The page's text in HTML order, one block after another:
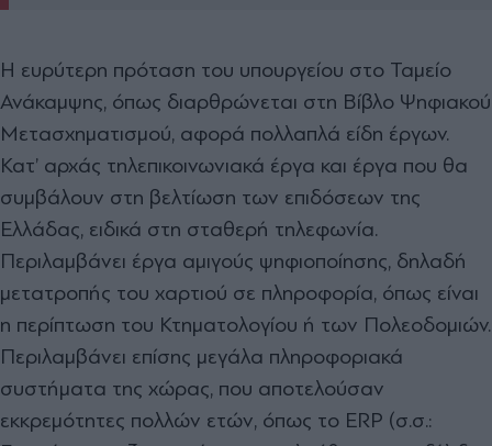
Η ευρύτερη πρόταση του υπουργείου στο Ταμείο
Ανάκαμψης, όπως διαρθρώνεται στη Βίβλο Ψηφιακού
Μετασχηματισμού, αφορά πολλαπλά είδη έργων.
Κατ’ αρχάς τηλεπικοινωνιακά έργα και έργα που θα
συμβάλουν στη βελτίωση των επιδόσεων της
Ελλάδας, ειδικά στη σταθερή τηλεφωνία.
Περιλαμβάνει έργα αμιγούς ψηφιοποίησης, δηλαδή
μετατροπής του χαρτιού σε πληροφορία, όπως είναι
η περίπτωση του Κτηματολογίου ή των Πολεοδομιών.
Περιλαμβάνει επίσης μεγάλα πληροφοριακά
συστήματα της χώρας, που αποτελούσαν
εκκρεμότητες πολλών ετών, όπως το ERP (σ.σ.: